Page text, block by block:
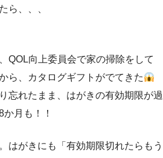
ら、、、
QOL向上委員会で家の掃除をして
ら、カタログギフトがでてきた
忘れたまま、はがきの有効期限が過
月も！！
はがきにも「有効期限切れたらもう